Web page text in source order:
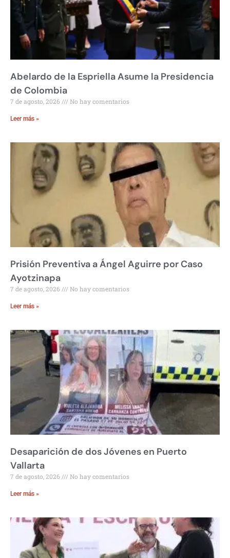
Abelardo de la Espriella Asume la Presidencia
de Colombia
7 de agosto, 2026 No hay comentarios
Leer más »
Prisión Preventiva a Ángel Aguirre por Caso
Ayotzinapa
7 de agosto, 2026 No hay comentarios
Leer más »
Desaparición de dos Jóvenes en Puerto
Vallarta
7 de agosto, 2026 No hay comentarios
Leer más »